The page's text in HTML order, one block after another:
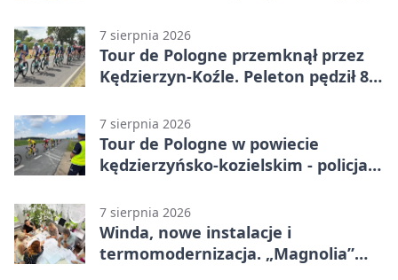
7 sierpnia 2026
Tour de Pologne przemknął przez
Kędzierzyn-Koźle. Peleton pędził 80
7 sierpnia 2026
Tour de Pologne w powiecie
kędzierzyńsko-kozielskim - policja
7 sierpnia 2026
Winda, nowe instalacje i
termomodernizacja. „Magnolia”